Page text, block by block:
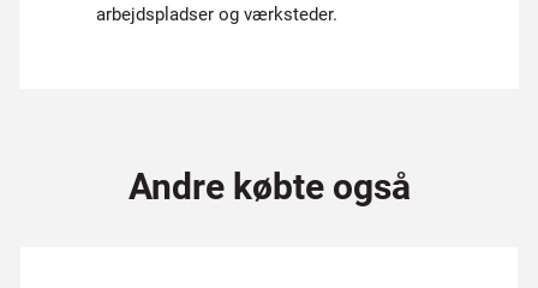
arbejdspladser og værksteder.
Andre købte også